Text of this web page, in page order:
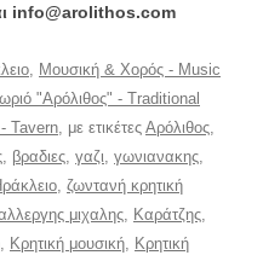
info@arolithos.com
Μουσική & Χορός - Music
"Αρόλιθος" - Traditional
Tavern , με ετικέτες Αρόλιθος
βραδιες γαζι γωνιανακης
ζωντανή κρητική
μιχαλης Καράτζης
Κρητική μουσική
Κρητική